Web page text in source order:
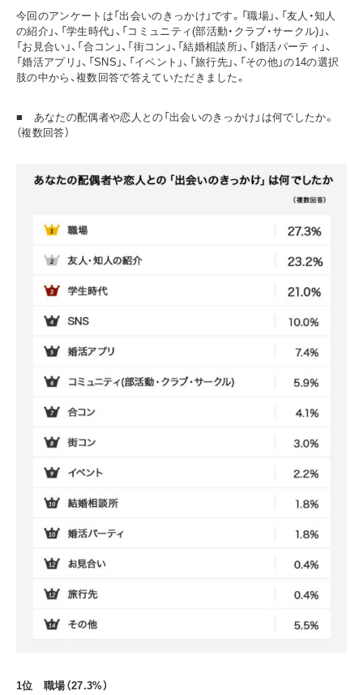
今回のアンケートは「出会いのきっかけ」です。「職場」、「友人・知人
の紹介」、「学生時代」、「コミュニティ(部活動・クラブ・サークル)」、
「お見合い」、「合コン」、「街コン」、「結婚相談所」、「婚活パーティ」、
「婚活アプリ」、「SNS」、「イベント」、「旅行先」、「その他」の14の選択
肢の中から、複数回答で答えていただきました。
■ あなたの配偶者や恋人との「出会いのきっかけ」は何でしたか。
（複数回答）
1位 職場（27.3%）